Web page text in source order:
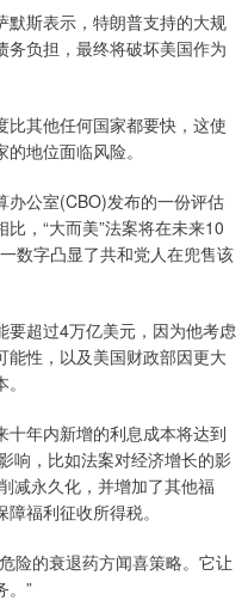
斯表示，特朗普支持的大规
负担，最终将破坏美国作为
其他任何国家都要快，这使
地位面临风险。
公室(CBO)发布的一份评估
，“大而美”法案将在未来10
数字凸显了共和党人在兜售该
超过4万亿美元，因为他考虑
能性，以及美国财政部因更大
年内新增的利息成本将达到
响，比如法案对经济增长的影
减永久化，并增加了其他福
福利征收所得税。
的衰退药方闻喜策略。它让
。”